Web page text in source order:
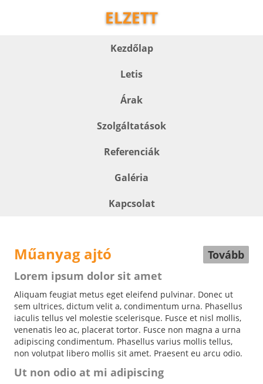
ELZETT
Kezdőlap
Letis
Árak
Szolgáltatások
Referenciák
Galéria
Kapcsolat
Műanyag ajtó
Tovább
Lorem ipsum dolor sit amet
Aliquam feugiat metus eget eleifend pulvinar. Donec ut
sem ultrices, dictum velit a, condimentum urna. Phasellus
iaculis tellus vel molestie scelerisque. Fusce et nisl mollis,
venenatis leo ac, placerat tortor. Fusce non magna a urna
adipiscing condimentum. Phasellus varius mollis tellus,
non volutpat libero mollis sit amet. Praesent eu arcu odio.
Ut non odio at mi adipiscing